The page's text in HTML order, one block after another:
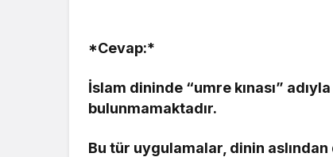
*Cevap:*
İslam dininde “umre kınası”
bulunmamaktadır.
Bu tür uygulamalar, dinin